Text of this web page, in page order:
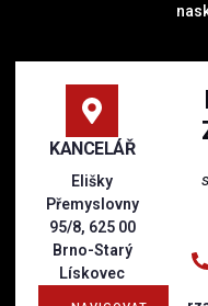
KANCELÁŘ
Elišky
Přemyslovny
95/8, 625 00
Brno-Starý
Lískovec